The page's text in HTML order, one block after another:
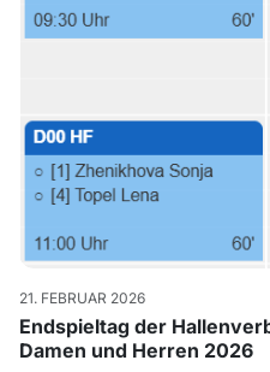
21. FEBRUAR 2026
Endspieltag der
Damen und Herren 2026